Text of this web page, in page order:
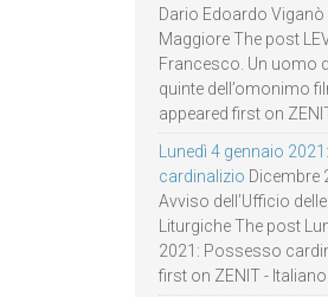
Dario Edoardo Viganò
Maggiore The post
Francesco. Un uomo
quinte dell’omonimo
appeared first on
Lunedì 4 gennaio
cardinalizio Dicembre
Avviso dell’Ufficio
Liturgiche The post
2021: Possesso
first on ZENIT - Italiano.